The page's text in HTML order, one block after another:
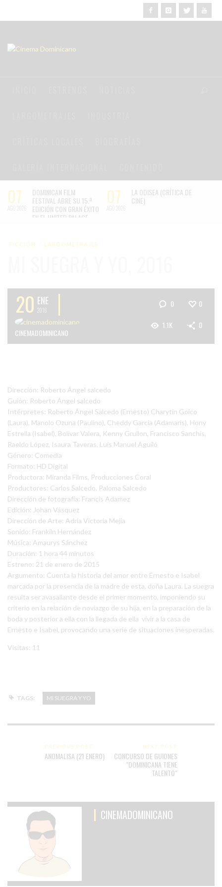
FICCIÓN LARGOMETRAJES
20 ENE
2016
CINEMADOMINICANO
0 0
1.1K 0
Dirección: Roberto Ángel salcedo
Guión: Roberto Ángel salcedo
Intérpretes: Roberto Ángel Salcedo (Ernesto) Charytin Goico
(Laura), Manolo Ozuna (Paulino), Cheddy García (Adamaris), Hony
Estrella (Isabel), Bolívar Valera, Kenny Grullon, Francisco Sanchís,
Raeldo López, Isaura Taveras, Luis Manuel Aguiló
Género: Comedia
Formato: HD Digital
Productora: Miranda Films, Producciones Coral
Productores: Carlos Salcedo, Paloma Salcedo
Dirección de fotografía: Francis Adamez
Edición: Johan Vásquez
Dirección de Arte: Adria Victoria Mejía
Sonido: Frankiln Hernández
Música: Amaurys Sánchez
Duración: 1 hora 44 minutos
Estreno: 21 de enero de 2015
Argumento: Cuenta la historia del amor entre Ernesto e Isabel
marcada por la presencia de la madre de esta, doña Laura. La suegra
resulta ser avasallante desde el primer momento, imponiendo su
criterio en la relación de noviazgo de su hija, en la preparación de la
boda y posterior a ella con la llegada de ella vivir a la casa de
Ernesto e Isabel, provocando una serie de situaciones inesperadas.
Visitas: 11
TAGS: MI SUEGRA Y YO
PREVIOUS POST
ANOMALISA (21 ENERO)
NEXT POST
CONCURSO DE GUIONES
"DOMINICANA TIENE
TALENTO"
CINEMADOMINICANO